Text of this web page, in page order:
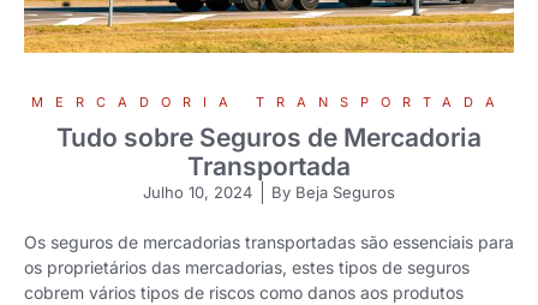
MERCADORIA TRANSPORTADA
Tudo sobre Seguros de Mercadoria
Transportada
Julho 10, 2024 By Beja Seguros
Os seguros de mercadorias transportadas são essenciais para
os proprietários das mercadorias, estes tipos de seguros
cobrem vários tipos de riscos como danos aos produtos